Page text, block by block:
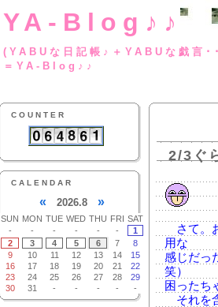
YA-Blog♪♪
(YABUな日記帳♪
＝YA-Blog♪♪
COUNTER
CALENDAR
« 2026.8 »
SUN MON TUE WED THU FRI SAT
-
- - - - -
1
2
3 4 5 6 7
8
9
10 11 12 13 14
15
16
17 18 19 20 21
22
23
24 25 26 27 28
29
30
31 - - - - -
2/3ぐ
さて。
用な
感じだっ
笑）
困ったち
それを